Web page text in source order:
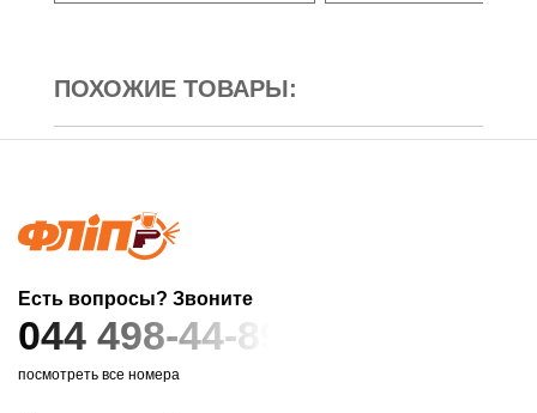
ПОХОЖИЕ ТОВАРЫ:
Есть вопросы? Звоните
044 498-44-89
посмотреть все номера